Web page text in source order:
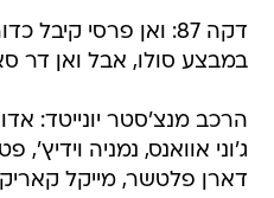
דקה 87: ואן פרסי
במבצע סולו, אבל ואן דר
הרכב מנצ'סטר יונייטד:
ג'וני אוואנס, נמניה וידיץ',
דארן פלטשר, מייקל קאריק,